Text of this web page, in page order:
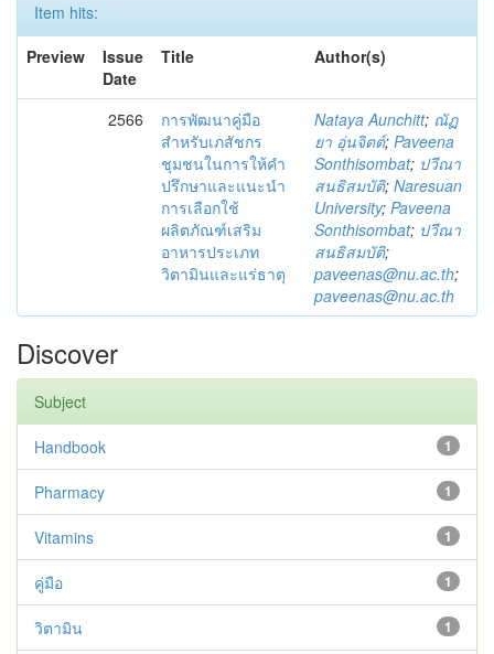
Item hits:
Preview
Issue
Date
Title Author(s)
2566
การพัฒนาคู่มือ
สำหรับเภสัชกร
ชุมชนในการให้คำ
ปรึกษาและแนะนำ
การเลือกใช้
ผลิตภัณฑ์เสริม
อาหารประเภท
วิตามินและแร่ธาตุ
Nataya Aunchitt; ณัฏ
ยา อุ่นจิตต์; Paveena
Sonthisombat; ปวีณา
สนธิสมบัติ; Naresuan
University; Paveena
Sonthisombat; ปวีณา
สนธิสมบัติ;
paveenas@nu.ac.th;
paveenas@nu.ac.th
Discover
Subject
1
Handbook
1
Pharmacy
1
Vitamins
1
คู่มือ
1
วิตามิน